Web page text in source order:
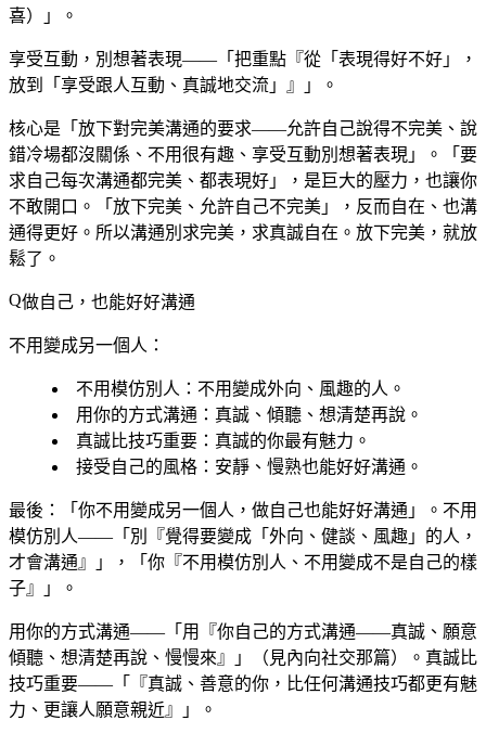
喜）」。
享受互動，別想著表現——「把重點『從「表現得好不好」，
放到「享受跟人互動、真誠地交流」』」。
核心是「放下對完美溝通的要求——允許自己說得不完美、說
錯冷場都沒關係、不用很有趣、享受互動別想著表現」。「要
求自己每次溝通都完美、都表現好」，是巨大的壓力，也讓你
不敢開口。「放下完美、允許自己不完美」，反而自在、也溝
通得更好。所以溝通別求完美，求真誠自在。放下完美，就放
鬆了。
做自己，也能好好溝通
不用變成另一個人：
不用模仿別人 ：不用變成外向、風趣的人。
用你的方式溝通 ：真誠、傾聽、想清楚再說。
真誠比技巧重要 ：真誠的你最有魅力。
接受自己的風格 ：安靜、慢熟也能好好溝通。
最後：「你不用變成另一個人，做自己也能好好溝通」。不用
模仿別人——「別『覺得要變成「外向、健談、風趣」的人，
才會溝通』」，「你『不用模仿別人、不用變成不是自己的樣
子』」。
用你的方式溝通——「用『你自己的方式溝通——真誠、願意
傾聽、想清楚再說、慢慢來』」（見內向社交那篇）。真誠比
技巧重要——「『真誠、善意的你，比任何溝通技巧都更有魅
力、更讓人願意親近』」。